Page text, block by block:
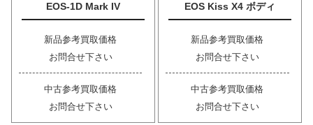
EOS-1D Mark IV
新品参考買取価格
お問合せ下さい
中古参考買取価格
お問合せ下さい
EOS Kiss X4 ボディ
新品参考買取価格
お問合せ下さい
中古参考買取価格
お問合せ下さい